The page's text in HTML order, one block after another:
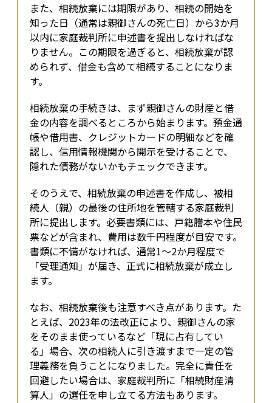
また、相続放棄には期限があり、相続の開始を
知った日（通常は親御さんの死亡日）から3か月
以内に家庭裁判所に申述書を提出しなければな
りません。この期限を過ぎると、相続放棄が認
められず、借金も含めて相続することになりま
す。
相続放棄の手続きは、まず親御さんの財産と借
金の内容を調べるところから始まります。預金通
帳や借用書、クレジットカードの明細などを確
認し、信用情報機関から開示を受けることで、
隠れた債務がないかもチェックできます。
そのうえで、相続放棄の申述書を作成し、被相
続人（親）の最後の住所地を管轄する家庭裁判
所に提出します。必要書類には、戸籍謄本や住民
票などが含まれ、費用は数千円程度が目安です。
書類に不備がなければ、通常1〜2か月程度で
「受理通知」が届き、正式に相続放棄が成立し
ます。
なお、相続放棄後も注意すべき点があります。た
とえば、2023年の法改正により、親御さんの家
をそのまま使っているなど「現に占有してい
る」場合、次の相続人に引き渡すまで一定の管
理義務を負うことになりました。完全に責任を
回避したい場合は、家庭裁判所に「相続財産清
算人」の選任を申し立てる方法もあります。